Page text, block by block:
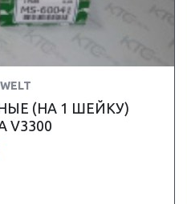
(НА 1 ШЕЙКУ)
V3300